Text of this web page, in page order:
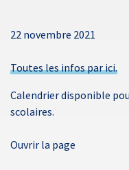
22 novembre 2021
Toutes les infos par ici.
Calendrier disponible
scolaires.
Ouvrir la page